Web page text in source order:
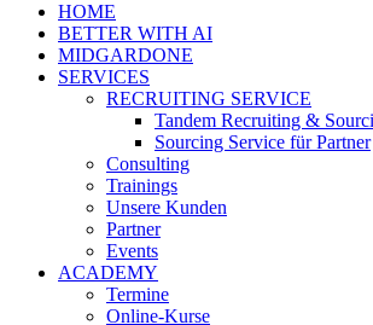
HOME
BETTER WITH AI
MIDGARDONE
SERVICES
RECRUITING SERVICE
Tandem Recruiting &
Sourcing Service für Partner
Consulting
Trainings
Unsere Kunden
Partner
Events
ACADEMY
Termine
Online-Kurse